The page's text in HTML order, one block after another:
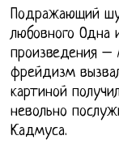
Подражающий
любовного Одна
произведения –
фрейдизм
картиной
невольно
Кадмуса.